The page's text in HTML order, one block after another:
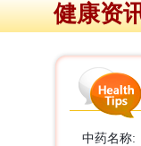
健康资
中药名称: